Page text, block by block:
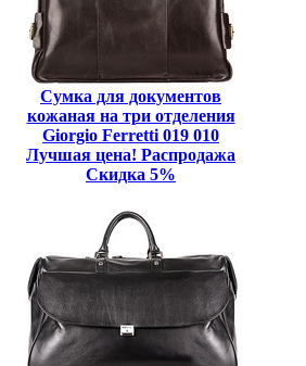
Сумка для документов
кожаная на три отделения
Giorgio Ferretti 019 010
Лучшая цена! Распродажа
Скидка 5%